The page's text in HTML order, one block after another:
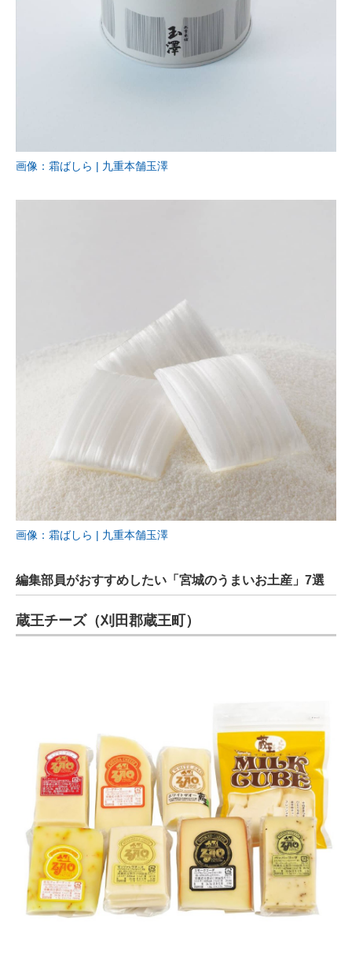
画像：霜ばしら | 九重本舗玉澤
画像：霜ばしら | 九重本舗玉澤
編集部員がおすすめしたい「宮城のうまいお土産」7選
蔵王チーズ（刈田郡蔵王町）